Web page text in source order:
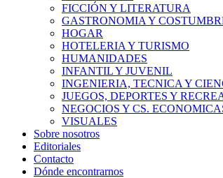
FICCIÓN Y LITERATURA
GASTRONOMIA Y
HOGAR
HOTELERIA Y TURISMO
HUMANIDADES
INFANTIL Y JUVENIL
INGENIERIA, TECNICA Y
JUEGOS, DEPORTES Y
NEGOCIOS Y CS.
VISUALES
Sobre nosotros
Editoriales
Contacto
Dónde encontrarnos